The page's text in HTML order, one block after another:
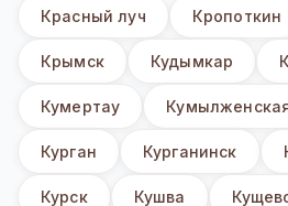
Красный луч Кропоткин
Крымск Кудымкар
Кумертау
Курган Курганинск
Курск Кушва